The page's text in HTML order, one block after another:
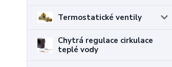
Termostatické ventily
Chytrá regulace cirkulace
teplé vody